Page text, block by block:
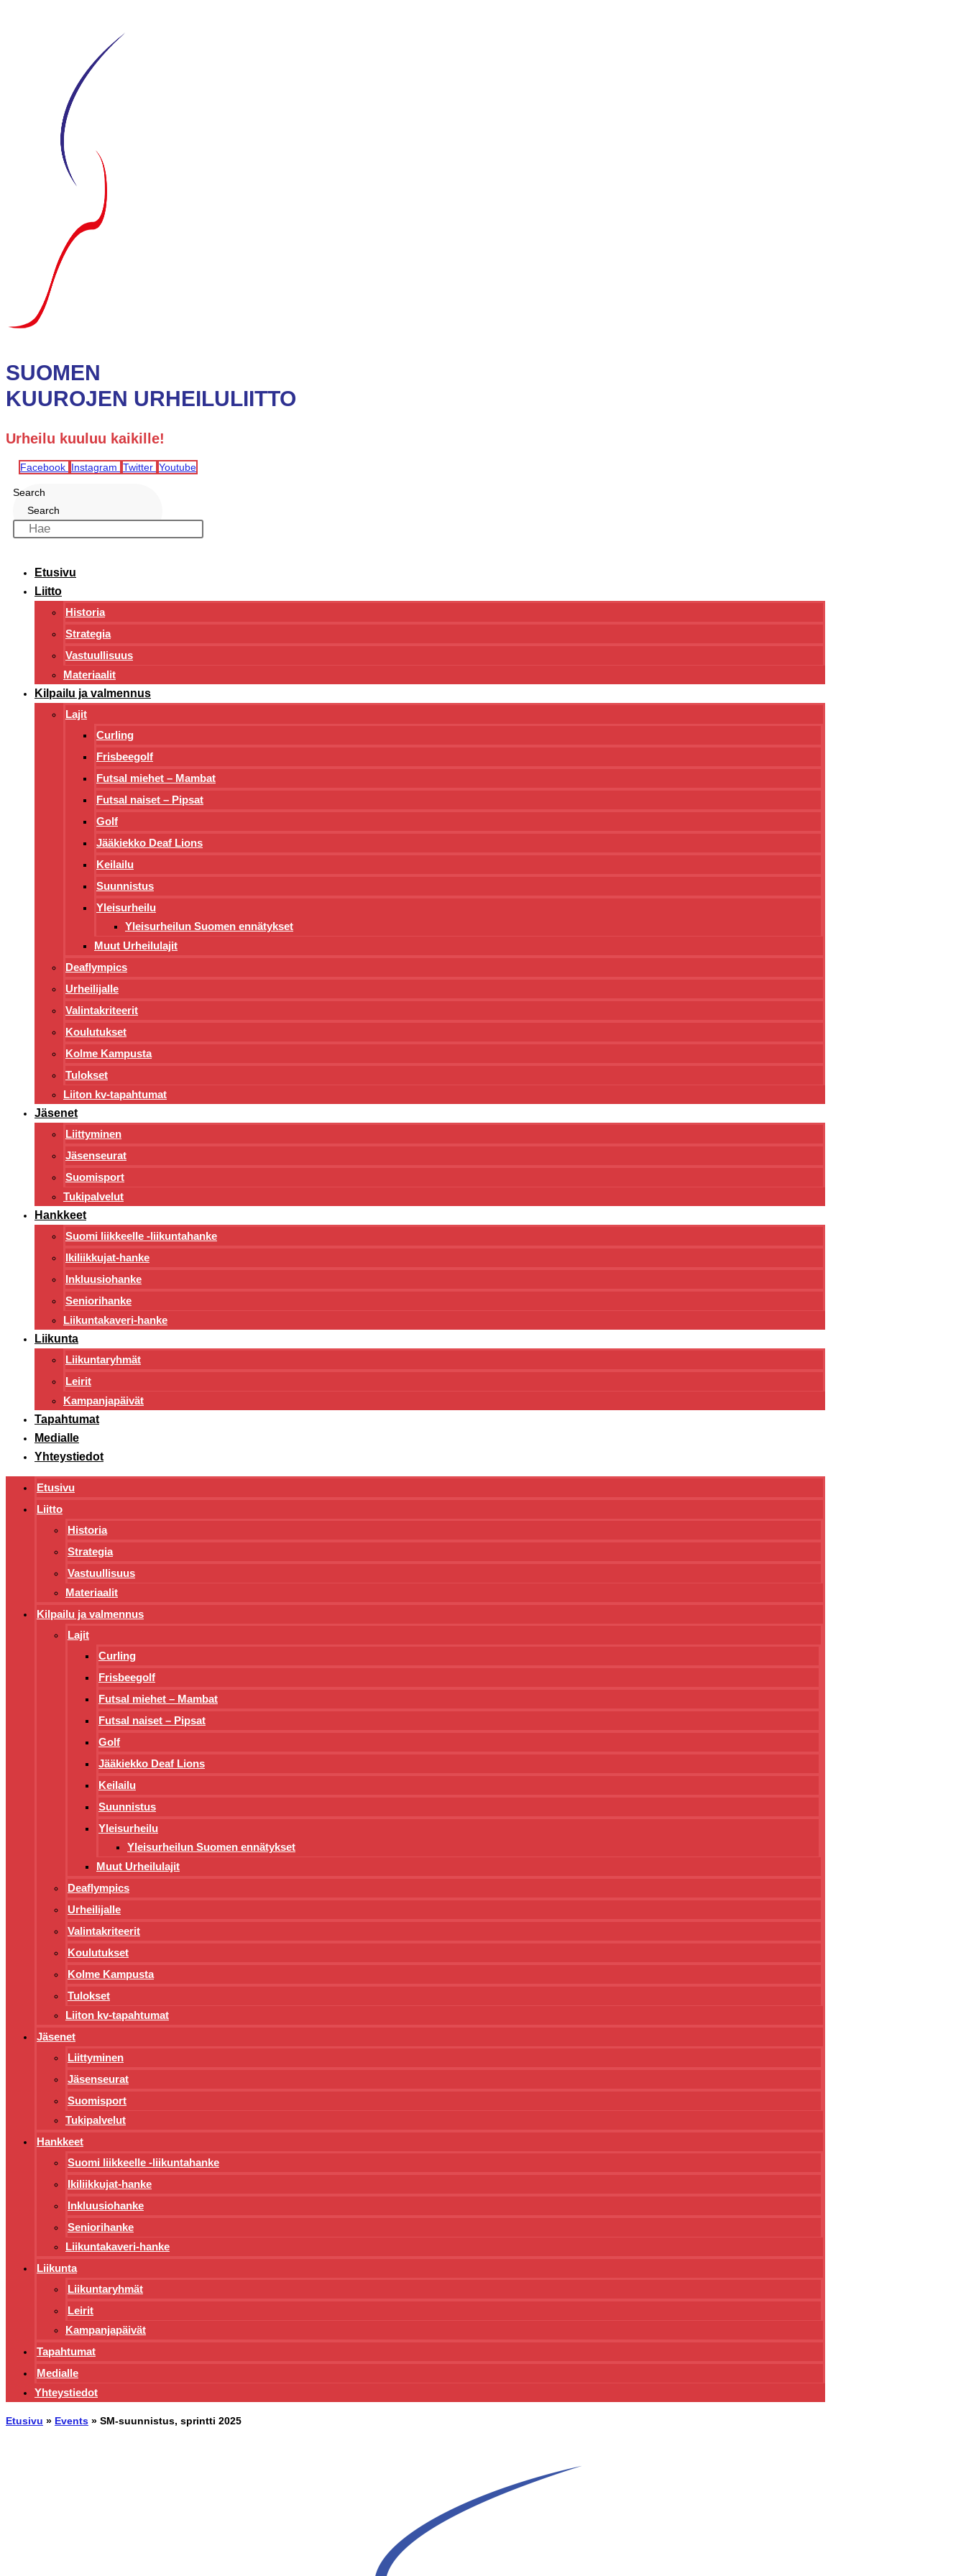
SUOMEN
KUUROJEN URHEILULIITTO
Urheilu kuuluu kaikille!
Facebook Instagram Twitter Youtube
Search
Search
Etusivu
Liitto
Historia
Strategia
Vastuullisuus
Materiaalit
Kilpailu ja valmennus
Lajit
Curling
Frisbeegolf
Futsal miehet – Mambat
Futsal naiset – Pipsat
Golf
Jääkiekko Deaf Lions
Keilailu
Suunnistus
Yleisurheilu
Yleisurheilun Suomen ennätykset
Muut Urheilulajit
Deaflympics
Urheilijalle
Valintakriteerit
Koulutukset
Kolme Kampusta
Tulokset
Liiton kv-tapahtumat
Jäsenet
Liittyminen
Jäsenseurat
Suomisport
Tukipalvelut
Hankkeet
Suomi liikkeelle -liikuntahanke
Ikiliikkujat-hanke
Inkluusiohanke
Seniorihanke
Liikuntakaveri-hanke
Liikunta
Liikuntaryhmät
Leirit
Kampanjapäivät
Tapahtumat
Medialle
Yhteystiedot
Etusivu
Liitto
Historia
Strategia
Vastuullisuus
Materiaalit
Kilpailu ja valmennus
Lajit
Curling
Frisbeegolf
Futsal miehet – Mambat
Futsal naiset – Pipsat
Golf
Jääkiekko Deaf Lions
Keilailu
Suunnistus
Yleisurheilu
Yleisurheilun Suomen ennätykset
Muut Urheilulajit
Deaflympics
Urheilijalle
Valintakriteerit
Koulutukset
Kolme Kampusta
Tulokset
Liiton kv-tapahtumat
Jäsenet
Liittyminen
Jäsenseurat
Suomisport
Tukipalvelut
Hankkeet
Suomi liikkeelle -liikuntahanke
Ikiliikkujat-hanke
Inkluusiohanke
Seniorihanke
Liikuntakaveri-hanke
Liikunta
Liikuntaryhmät
Leirit
Kampanjapäivät
Tapahtumat
Medialle
Yhteystiedot
Etusivu » Events » SM-suunnistus, sprintti 2025